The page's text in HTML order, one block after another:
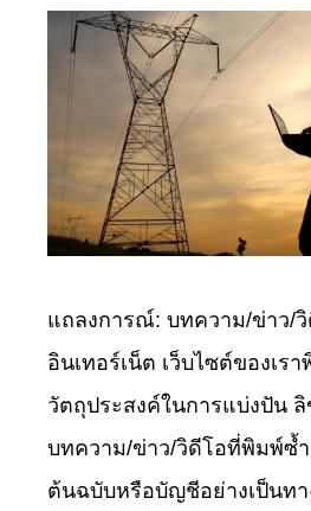
แถลงการณ์: บทความ/ข่าว/
อินเทอร์เน็ต เว็บไซต์ของเร
วัตถุประสงค์ในการแบ่งปัน
บทความ/ข่าว/วิดีโอที่พิมพ์ซ้ำ
ต้นฉบับหรือบัญชีอย่างเป็นทา